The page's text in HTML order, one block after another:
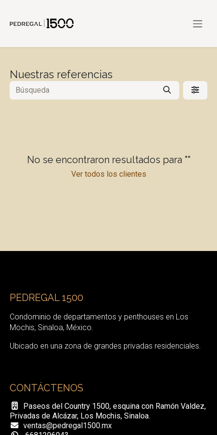
Nuestras referencias
No se encontraron resultados para ""
Ver todos los clientes
PEDREGAL 1500
Condominio de departamentos y penthouses en Los
Mochis, Sinaloa, México.
Ubicado en una zona de grandes privadas residenciales.
CONTÁCTENOS
Paseos del Country 1500, esquina con Ramón Valdez,
Privadas de Alcázar, Los Mochis, Sinaloa.
ventas@pedregal1500.mx